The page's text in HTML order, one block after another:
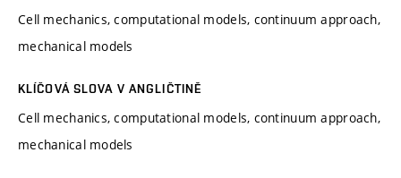
Cell mechanics, computational models, continuum approach,
mechanical models
KLÍČOVÁ SLOVA V ANGLIČTINĚ
Cell mechanics, computational models, continuum approach,
mechanical models